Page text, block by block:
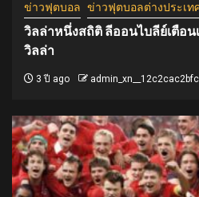
ข่าวฟุตบอล ข่าวฟุตบอลต่างประเท
วิลล่าหนึ่งสถิติ ลีออนไบลีย์เตือ
วิลล่า
3 ปี ago